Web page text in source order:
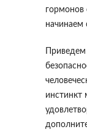
гормонов
начинаем
инстинкт